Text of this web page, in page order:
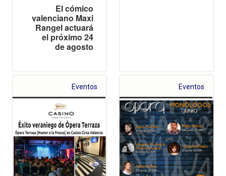
El cómico
valenciano Maxi
Rangel actuará
el próximo 24
de agosto
Eventos Eventos